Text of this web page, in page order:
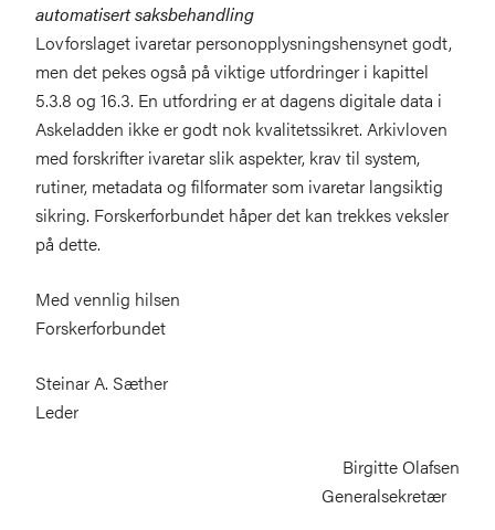
automatisert saksbehandling
Lovforslaget ivaretar personopplysningshensynet godt,
men det pekes også på viktige utfordringer i kapittel
5.3.8 og 16.3. En utfordring er at dagens digitale data i
Askeladden ikke er godt nok kvalitetssikret. Arkivloven
med forskrifter ivaretar slik aspekter, krav til system,
rutiner, metadata og filformater som ivaretar langsiktig
sikring. Forskerforbundet håper det kan trekkes veksler
på dette.
Med vennlig hilsen
Forskerforbundet
Steinar A. Sæther
Leder
Birgitte Olafsen
Generalsekretær